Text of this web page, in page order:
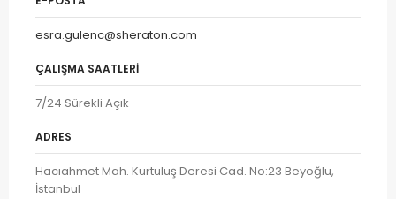
esra.gulenc@sheraton.com
ÇALIŞMA SAATLERI
7/24 Sürekli Açık
ADRES
Hacıahmet Mah. Kurtuluş Deresi Cad. No:23 Beyoğlu,
İstanbul